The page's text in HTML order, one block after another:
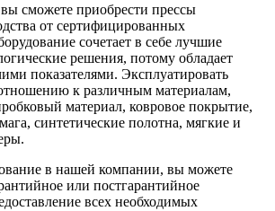
сможете приобрести прессы
от сертифицированных
сочетает в себе лучшие
решения, потому обладает
показателями. Эксплуатировать
к различным материалам,
материал, ковровое покрытие,
синтетические полотна, мягкие и
в нашей компании, вы можете
или постгарантийное
всех необходимых